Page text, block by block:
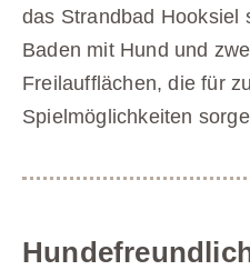
das Strandbad Hooksiel
Baden mit Hund und
Freilaufflächen, die für
Spielmöglichkeiten